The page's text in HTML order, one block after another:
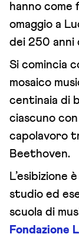
hanno come
omaggio a
dei 250 anni
Si comincia
mosaico
centinaia di
ciascuno
capolavoro
Beethoven.
studio ed
scuola di
Fondazione